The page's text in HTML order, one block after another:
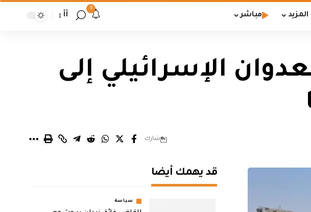
المزيد مباشر
9
أأ
الإسرائيلي إلى
شارك
قد يهمك أيضا
سياسة